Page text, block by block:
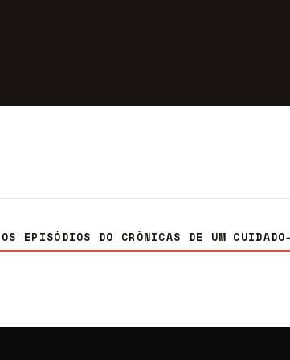
EPISÓDIOS DO CRÔNICAS DE UM CUIDADO